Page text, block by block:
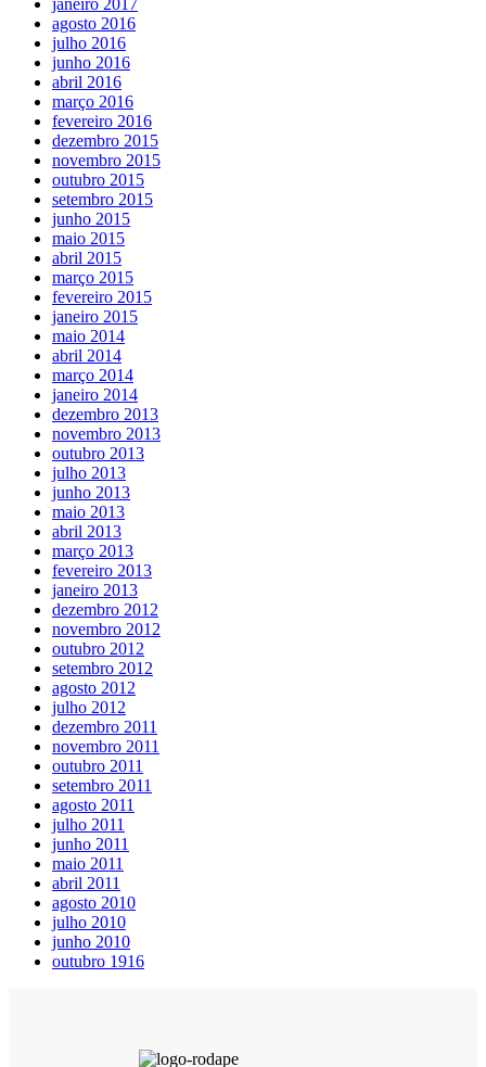
agosto 2016
julho 2016
junho 2016
abril 2016
março 2016
fevereiro 2016
dezembro 2015
novembro 2015
outubro 2015
setembro 2015
junho 2015
maio 2015
abril 2015
março 2015
fevereiro 2015
janeiro 2015
maio 2014
abril 2014
março 2014
janeiro 2014
dezembro 2013
novembro 2013
outubro 2013
julho 2013
junho 2013
maio 2013
abril 2013
março 2013
fevereiro 2013
janeiro 2013
dezembro 2012
novembro 2012
outubro 2012
setembro 2012
agosto 2012
julho 2012
dezembro 2011
novembro 2011
outubro 2011
setembro 2011
agosto 2011
julho 2011
junho 2011
maio 2011
abril 2011
agosto 2010
julho 2010
junho 2010
outubro 1916